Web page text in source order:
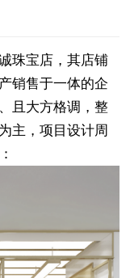
珠宝店，其店铺
销售于一体的企
且大方格调，整
主，项目设计周